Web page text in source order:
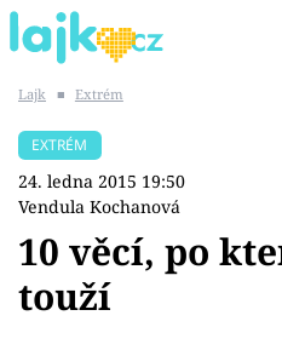
SHOPAHOLICADEL
Témata
Lajk ■ Extrém
EXTRÉM
24. ledna 2015 19:50
Vendula Kochanová
10 věcí, po
touží